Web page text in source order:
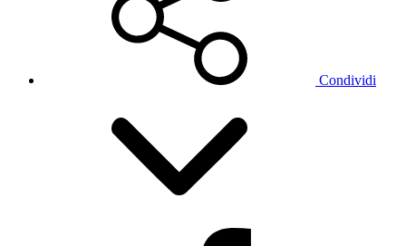
Condividi